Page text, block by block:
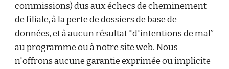
commissions) dus aux échecs de cheminement
de filiale, à la perte de dossiers de base de
données, et à aucun résultat "d'intentions de mal”
au programme ou à notre site web. Nous
n'offrons aucune garantie exprimée ou implicite